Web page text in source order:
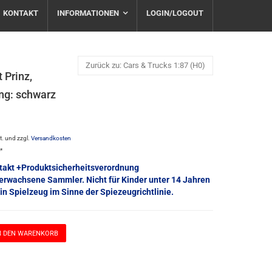
KONTAKT INFORMATIONEN LOGIN/LOGOUT
Zurück zu: Cars & Trucks 1:87 (H0)
Prinz,
schwarz
und zzgl.Versandkosten
+Produktsicherheitsverordnung
Sammler. Nicht für Kinder unter 14 Jahren
Spielzeug im Sinne der Spiezeugrichtlinie.